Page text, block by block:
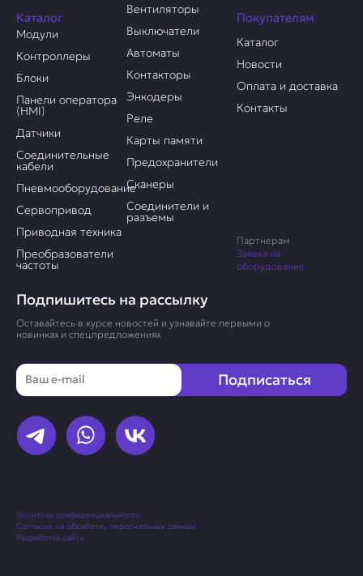
Подпишитесь на рассылку
Оставайтесь в курсе новостей и узнавайте первыми о
новинках и спецпредложениях
Email
Подписаться
Политика конфиденциальности
Согласие на обработку персональных данных
Разработка сайта
Каталог
Модули
Контроллеры
Блоки
Панели оператора
(HMI)
Датчики
Соединительные
кабели
Пневмооборудование
Сервопривод
Приводная техника
Преобразователи
частоты
Вентиляторы
Выключатели
Автоматы
Контакторы
Энкодеры
Реле
Карты памяти
Предохранители
Сканеры
Соединители и
разъемы
Покупателям
Каталог
Новости
Оплата и доставка
Контакты
Партнерам
Заявка на
оборудование